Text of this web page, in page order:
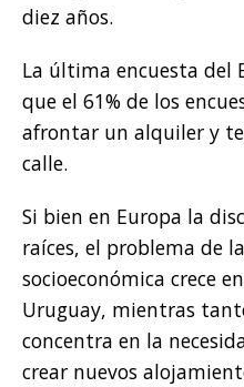
diez años.
La última encuesta del
que el 61% de los
afrontar un alquiler y
calle.
Si bien en Europa la
raíces, el problema de
socioeconómica crece
Uruguay, mientras
concentra en la
crear nuevos